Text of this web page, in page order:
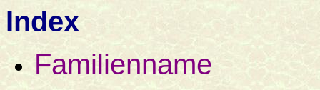
Index
Familienname